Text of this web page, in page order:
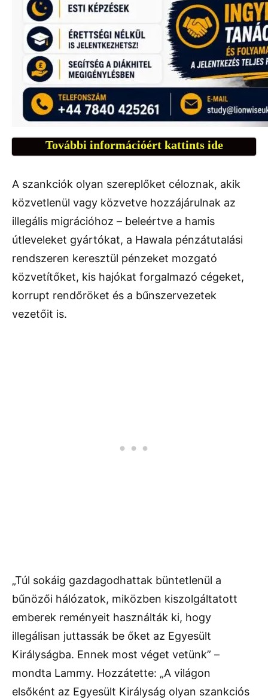
További információért kattints ide
A szankciók olyan szereplőket céloznak, akik
közvetlenül vagy közvetve hozzájárulnak az
illegális migrációhoz – beleértve a hamis
útleveleket gyártókat, a Hawala pénzátutalási
rendszeren keresztül pénzeket mozgató
közvetítőket, kis hajókat forgalmazó cégeket,
korrupt rendőröket és a bűnszervezetek
vezetőit is.
„Túl sokáig gazdagodhattak büntetlenül a
bűnözői hálózatok, miközben kiszolgáltatott
emberek reményeit használták ki, hogy
illegálisan juttassák be őket az Egyesült
Királyságba. Ennek most véget vetünk” –
mondta Lammy. Hozzátette: „A világon
elsőként az Egyesült Királyság olyan szankciós